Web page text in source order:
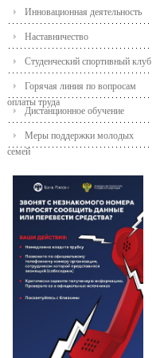
Инновационная деятельность
Наставничество
Студенческий спортивный клуб
Горячая линия по вопросам
оплаты труда
Дистанционное обучение
Меры поддержки молодых
семей